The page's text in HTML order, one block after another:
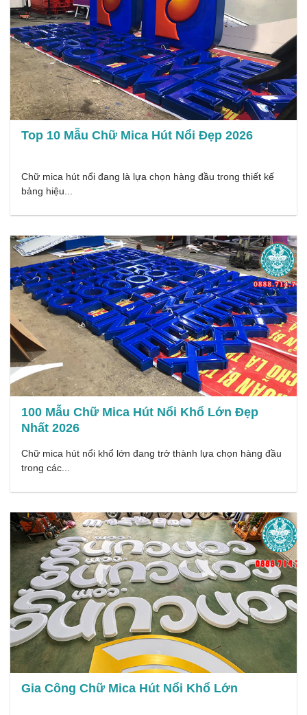
Top 10 Mẫu Chữ Mica Hút Nổi Đẹp 2026
Chữ mica hút nổi đang là lựa chọn hàng đầu trong thiết kế
bảng hiệu...
100 Mẫu Chữ Mica Hút Nổi Khổ Lớn Đẹp
Nhất 2026
Chữ mica hút nổi khổ lớn đang trở thành lựa chọn hàng đầu
trong các...
Gia Công Chữ Mica Hút Nổi Khổ Lớn